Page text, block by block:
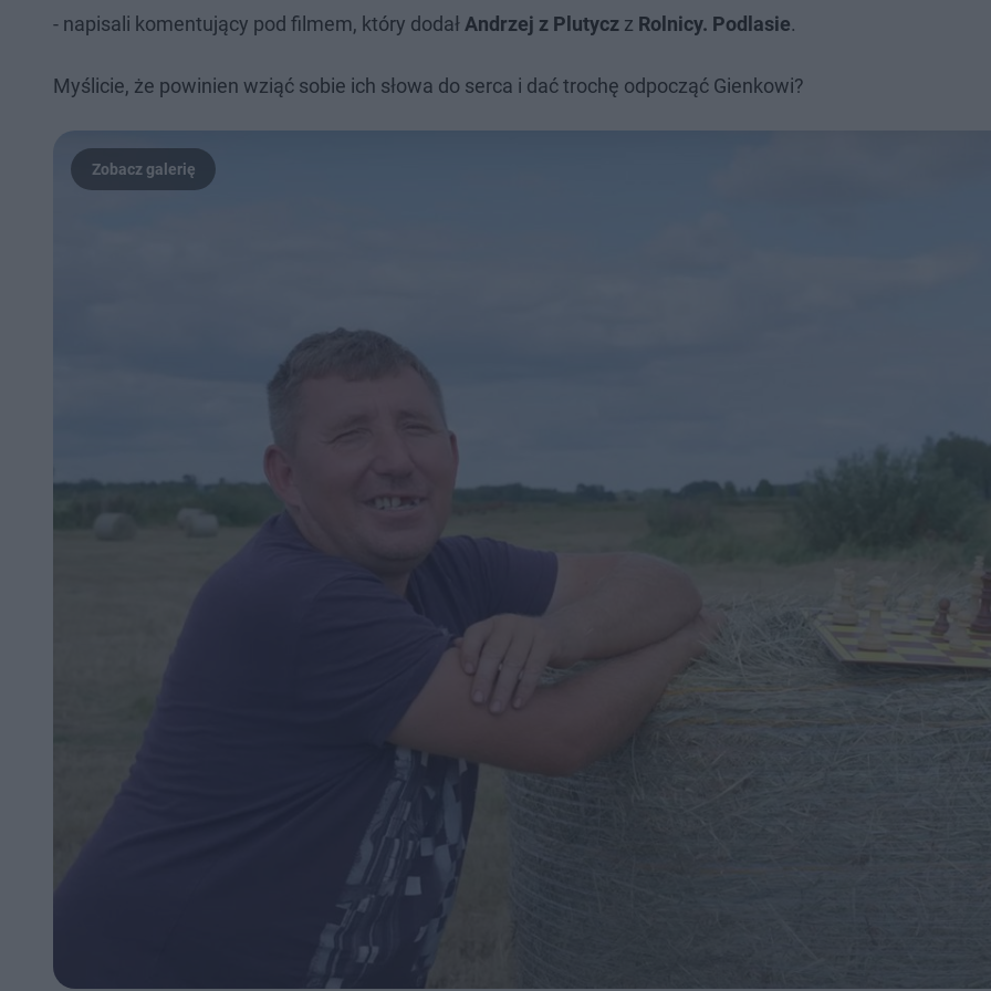
- napisali komentujący pod filmem, który dodał Andrzej z Plutycz z Rolnicy. Podlasie.
Myślicie, że powinien wziąć sobie ich słowa do serca i dać trochę odpocząć Gienkowi?